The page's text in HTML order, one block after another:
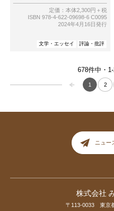
定価：本体2,300円＋税
ISBN 978-4-622-09698-6 C0095
2024年4月16日発行
文学・エッセイ 評論・批評
1 2
678件中・
ニュー
株式会社
〒113-0033 東京